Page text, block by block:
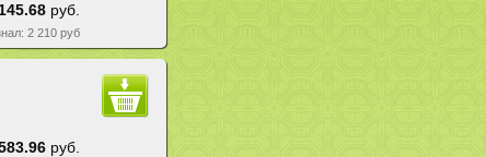
руб.
2 210 руб
руб.